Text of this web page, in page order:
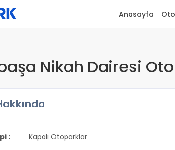
Anasayfa
Nikah Dairesi
: Kapalı Otoparklar